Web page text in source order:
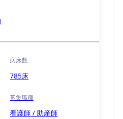
病床数
785床
募集職種
看護師 / 助産師